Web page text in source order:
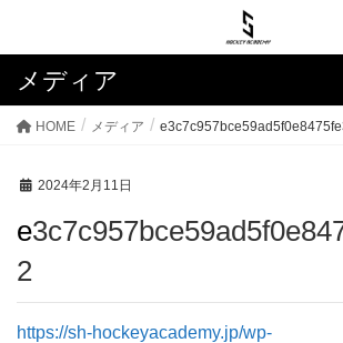
メディア
HOME メディア
2024年2月11日
e3c7c957bce59ad5f0e8475fe337c47
2
https://sh-hockeyacademy.jp/wp-